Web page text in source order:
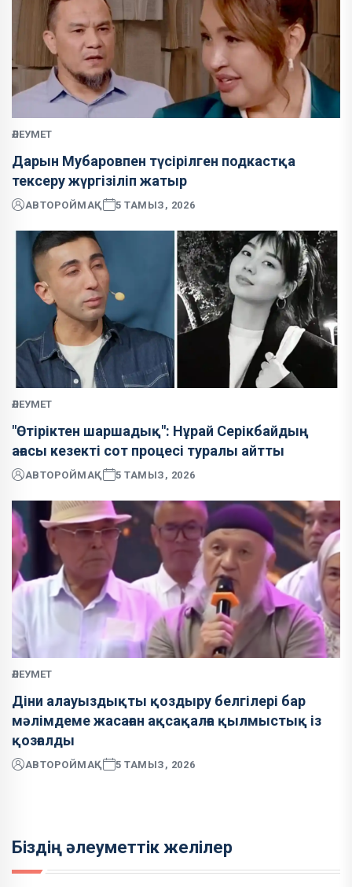
ӘЛЕУМЕТ
Дарын Мубаровпен түсірілген подкастқа
тексеру жүргізіліп жатыр
АВТОРОЙМАҚ 5 ТАМЫЗ, 2026
ӘЛЕУМЕТ
"Өтіріктен шаршадық": Нұрай Серікбайдың
ағасы кезекті сот процесі туралы айтты
АВТОРОЙМАҚ 5 ТАМЫЗ, 2026
ӘЛЕУМЕТ
Діни алауыздықты қоздыру белгілері бар
мәлімдеме жасаған ақсақалға қылмыстық із
қозғалды
АВТОРОЙМАҚ 5 ТАМЫЗ, 2026
Біздің әлеуметтік желілер